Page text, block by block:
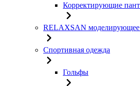
Корректирующие
RELAXSAN моделирующее
Спортивная одежда
Гольфы